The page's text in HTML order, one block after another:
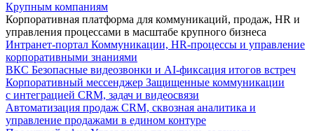
Крупным компаниям
Корпоративная платформа для коммуникаций, продаж, HR и
управления процессами в масштабе крупного бизнеса
Интранет-портал Коммуникации, HR-процессы и управление
корпоративными знаниями
ВКС Безопасные видеозвонки и AI-фиксация итогов встреч
Корпоративный мессенджер Защищенные коммуникации
с интеграцией CRM, задач и видеосвязи
Автоматизация продаж CRM, сквозная аналитика и
управление продажами в едином контуре